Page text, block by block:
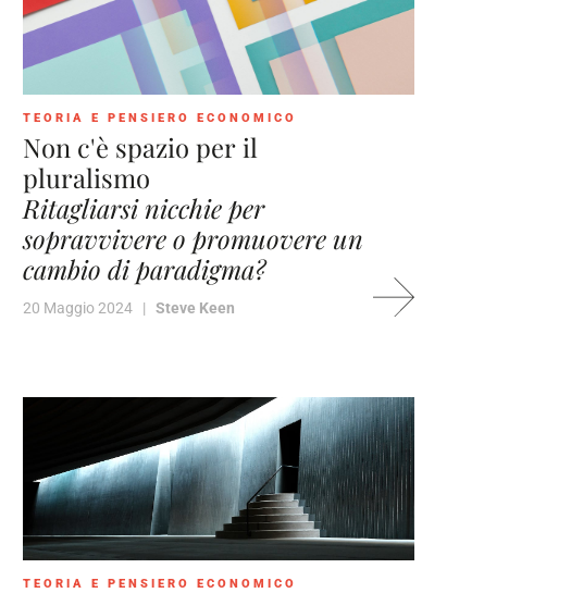
TEORIA E PENSIERO ECONOMICO
Non c'è spazio per il
pluralismo
Ritagliarsi nicchie per
sopravvivere o promuovere un
cambio di paradigma?
20 Maggio 2024 | Steve Keen
TEORIA E PENSIERO ECONOMICO